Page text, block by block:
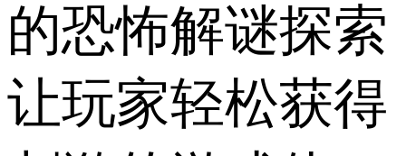
的恐怖解谜探索
让玩家轻松获得